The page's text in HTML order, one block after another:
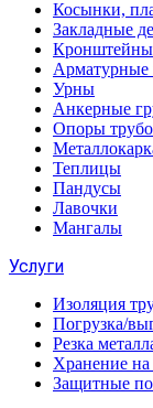
Косынки,
Закладные
Кронштейны
Арматурные
Урны
Анкерные
Опоры
Теплицы
Пандусы
Лавочки
Мангалы
Услуги
Изоляция
Погрузка/
Резка
Хранение на
Защитные